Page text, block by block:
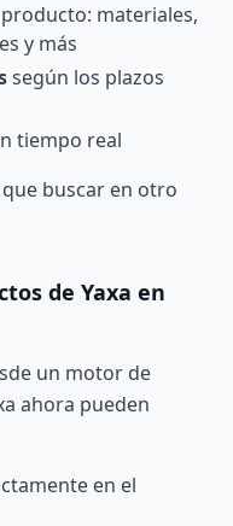
materiales,
y más
según los plazos
tiempo real
buscar en otro
de Yaxa en
un motor de
ahora pueden
en el